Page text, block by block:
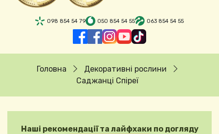
098 854 54 79 050 854 54 55 063 854 54 55
Рядок навіґації
Головна
Декоративні рослини
Саджанці Спіреї
Наші рекомендації та лайфхаки по догляду